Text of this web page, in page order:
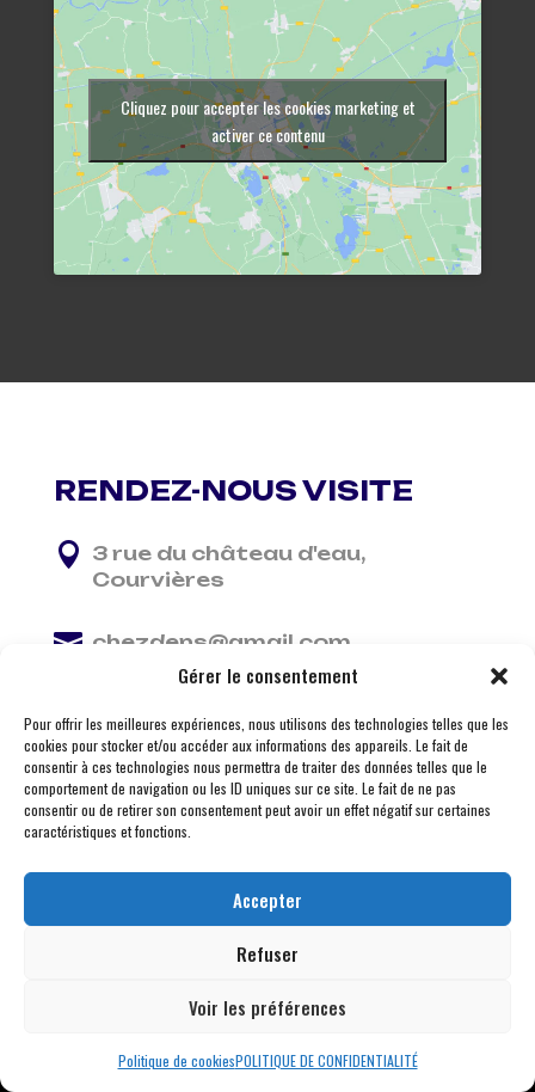
Gérer le consentement
Pour offrir les meilleures expériences, nous utilisons des technologies telles que les
cookies pour stocker et/ou accéder aux informations des appareils. Le fait de
consentir à ces technologies nous permettra de traiter des données telles que le
comportement de navigation ou les ID uniques sur ce site. Le fait de ne pas
consentir ou de retirer son consentement peut avoir un effet négatif sur certaines
caractéristiques et fonctions.
Accepter
Refuser
Voir les préférences
Politique de cookiesPOLITIQUE DE CONFIDENTIALITÉ
Cliquez pour accepter les cookies marketing et
activer ce contenu
RENDEZ-NOUS VISITE
 3 rue du château d'eau,
Courvières
 chezdens@gmail.com
© 2026 M Development–Mentions légales